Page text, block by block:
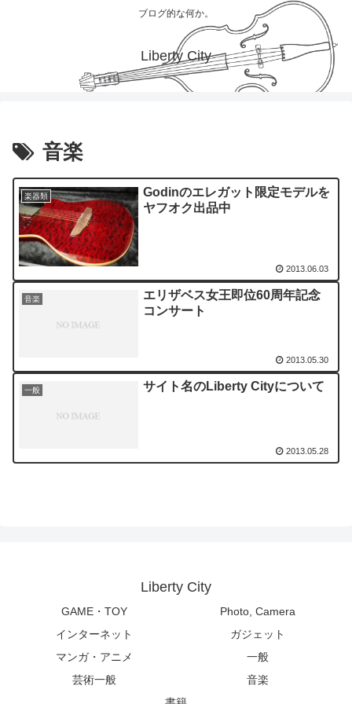
ブログ的な何か。
Liberty City
音楽
楽器類
Godinのエレガット限定モデルを
ヤフオク出品中
2013.06.03
音楽
エリザベス女王即位60周年記念
コンサート
2013.05.30
一般 サイト名のLiberty Cityについて
2013.05.28
Liberty City
GAME・TOY
Photo, Camera
インターネット
ガジェット
マンガ・アニメ
一般
芸術一般
音楽